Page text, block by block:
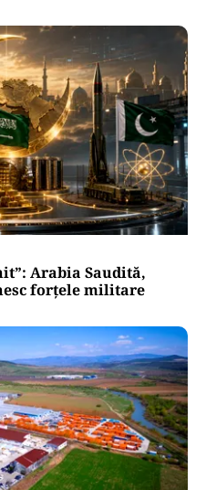
Arabia Saudită,
forțele militare